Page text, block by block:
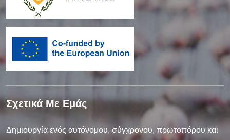
Σχετικά Με Εμάς
Δημιουργία ενός αυτόνομου, σύγχρονου, πρωτοπόρου και